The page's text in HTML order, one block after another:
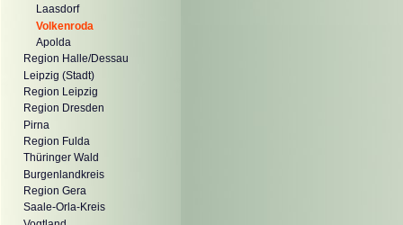
Laasdorf
Volkenroda
Apolda
Region Halle/Dessau
Leipzig (Stadt)
Region Leipzig
Region Dresden
Pirna
Region Fulda
Thüringer Wald
Burgenlandkreis
Region Gera
Saale-Orla-Kreis